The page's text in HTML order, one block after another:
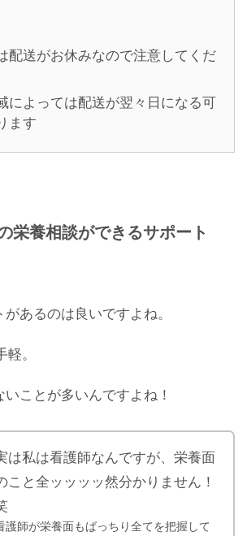
配送がお休みなので注意してくだ
によっては配送が翌々日になる可
ます
栄養相談ができるサポート
あるのは良いですよね。
。
ことが多いんですよね！
は私は看護師なんですが、栄養面
こと全ッッッッ然分かりません！
護師が栄養面もばっちり全てを把握して